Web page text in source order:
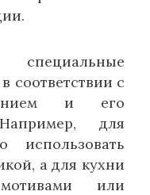
соответствии с
и его
для
а для кухни
или